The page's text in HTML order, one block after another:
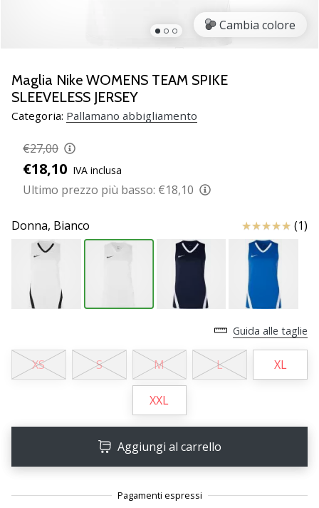
da
pallamano
PUMA
Accelerate
SQD
5!
Conosci
tecnici
vale
la…
25. 11. 2024
•
Tempo di lettura: 1 min.
nostro
ambassador
Cambia colore
Maglia Nike WOMENS TEAM SPIKE
SLEEVELESS JERSEY
Categoria: Pallamano abbigliamento
€27,00
€18,10 IVA inclusa
Ultimo prezzo più basso: €18,10
Donna, Bianco Recensioni(1)
Guida alle taglie
XS S M L XL
XXL
Aggiungi al carrello